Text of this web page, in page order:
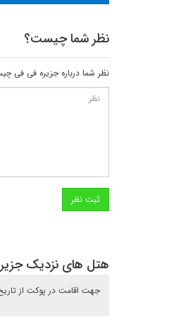
نظر شما چیست؟
نظر شما درباره جزیره فی فی
هتل های نزدیک
جهت اقامت در پوکت از